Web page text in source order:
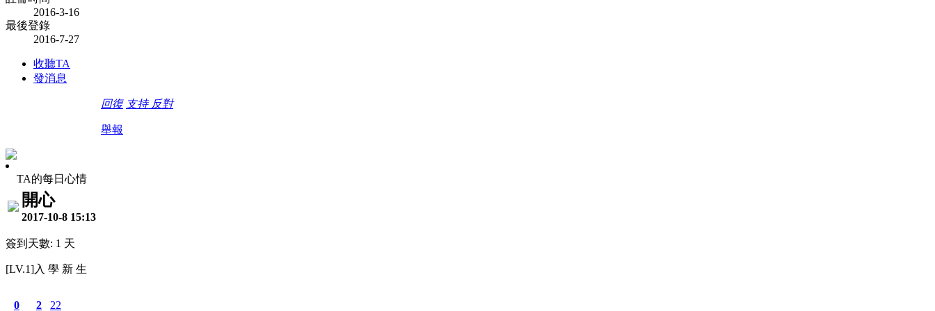
2016-3-16
最後登錄
2016-7-27
收聽TA
發消息
回復 支持 反對
舉報
TA的每日心情
開心
2017-10-8 15:13
簽到天數: 1 天
[LV.1]入 學 新 生
0 2 22